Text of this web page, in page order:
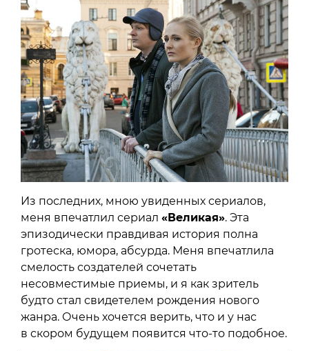
Из последних, мною увиденных сериалов,
меня впечатлил сериал «Великая». Эта
эпизодически правдивая история полна
гротеска, юмора, абсурда. Меня впечатлила
смелость создателей сочетать
несовместимые приемы, и я как зритель
будто стал свидетелем рождения нового
жанра. Очень хочется верить, что и у нас
в скором будущем появится что-то подобное.